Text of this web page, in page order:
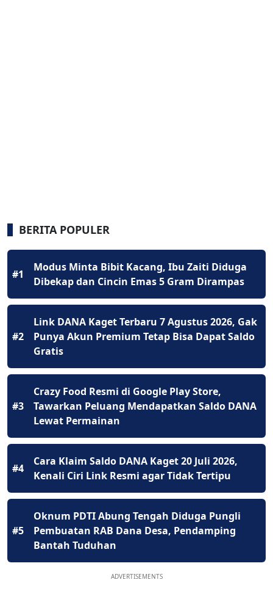
BERITA POPULER
#1
Modus Minta Bibit Kacang, Ibu Zaiti Diduga
Dibekap dan Cincin Emas 5 Gram Dirampas
#2
Link DANA Kaget Terbaru 7 Agustus 2026, Gak
Punya Akun Premium Tetap Bisa Dapat Saldo
Gratis
#3
Crazy Food Resmi di Google Play Store,
Tawarkan Peluang Mendapatkan Saldo DANA
Lewat Permainan
#4
Cara Klaim Saldo DANA Kaget 20 Juli 2026,
Kenali Ciri Link Resmi agar Tidak Tertipu
#5
Oknum PDTI Abung Tengah Diduga Pungli
Pembuatan RAB Dana Desa, Pendamping
Bantah Tuduhan
ADVERTISEMENTS